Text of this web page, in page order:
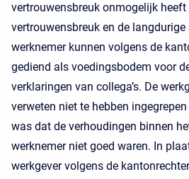
vertrouwensbreuk onmogelijk heeft
vertrouwensbreuk en de
werknemer kunnen volgens de
gediend als voedingsbodem voor
verklaringen van collega’s. De
verweten niet te hebben
was dat de verhoudingen binnen
werknemer niet goed waren. In
werkgever volgens de